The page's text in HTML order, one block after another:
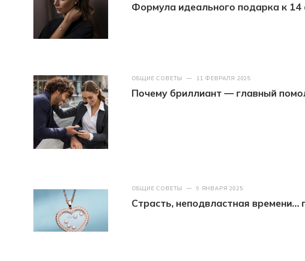
Формула идеального подарка к 14
ОБЩИЕ СОВЕТЫ — 11 ФЕВРАЛЯ 2025
Почему бриллиант — главный
ОБЩИЕ СОВЕТЫ — 9 ЯНВАРЯ 2025
Страсть, неподвластная